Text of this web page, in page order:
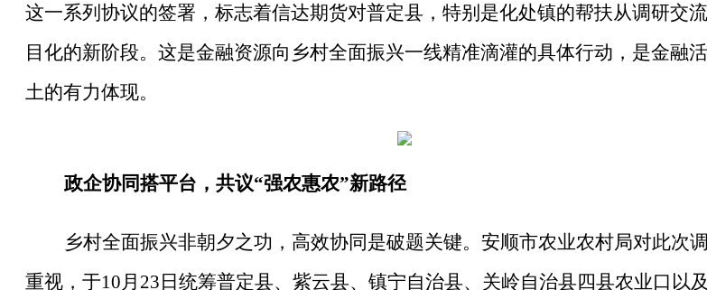
这一系列协议的签署，标志着信达期货对普定县，特别是化处镇的帮扶从调研交
目化的新阶段。这是金融资源向乡村全面振兴一线精准滴灌的具体行动，是金融
土的有力体现。
政企协同搭平台，共议“强农惠农”新路径
乡村全面振兴非朝夕之功，高效协同是破题关键。安顺市农业农村局对此次
重视，于10月23日统筹普定县、紫云县、镇宁自治县、关岭自治县四县农业口以